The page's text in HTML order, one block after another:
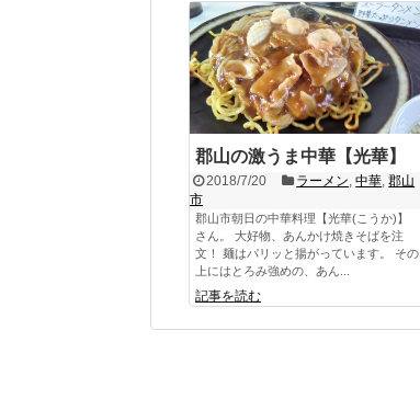
郡山の激うま中華【光華】
2018/7/20 ラーメン,中華,郡山
市
郡山市朝日の中華料理【光華(こうか)】
さん。 大好物、あんかけ焼きそばを注
文！ 麺はパリッと揚がっています。 その
上にはとろみ強めの、あん...
記事を読む